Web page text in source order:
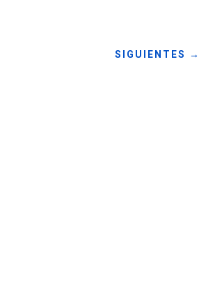
SIGUIENTES →